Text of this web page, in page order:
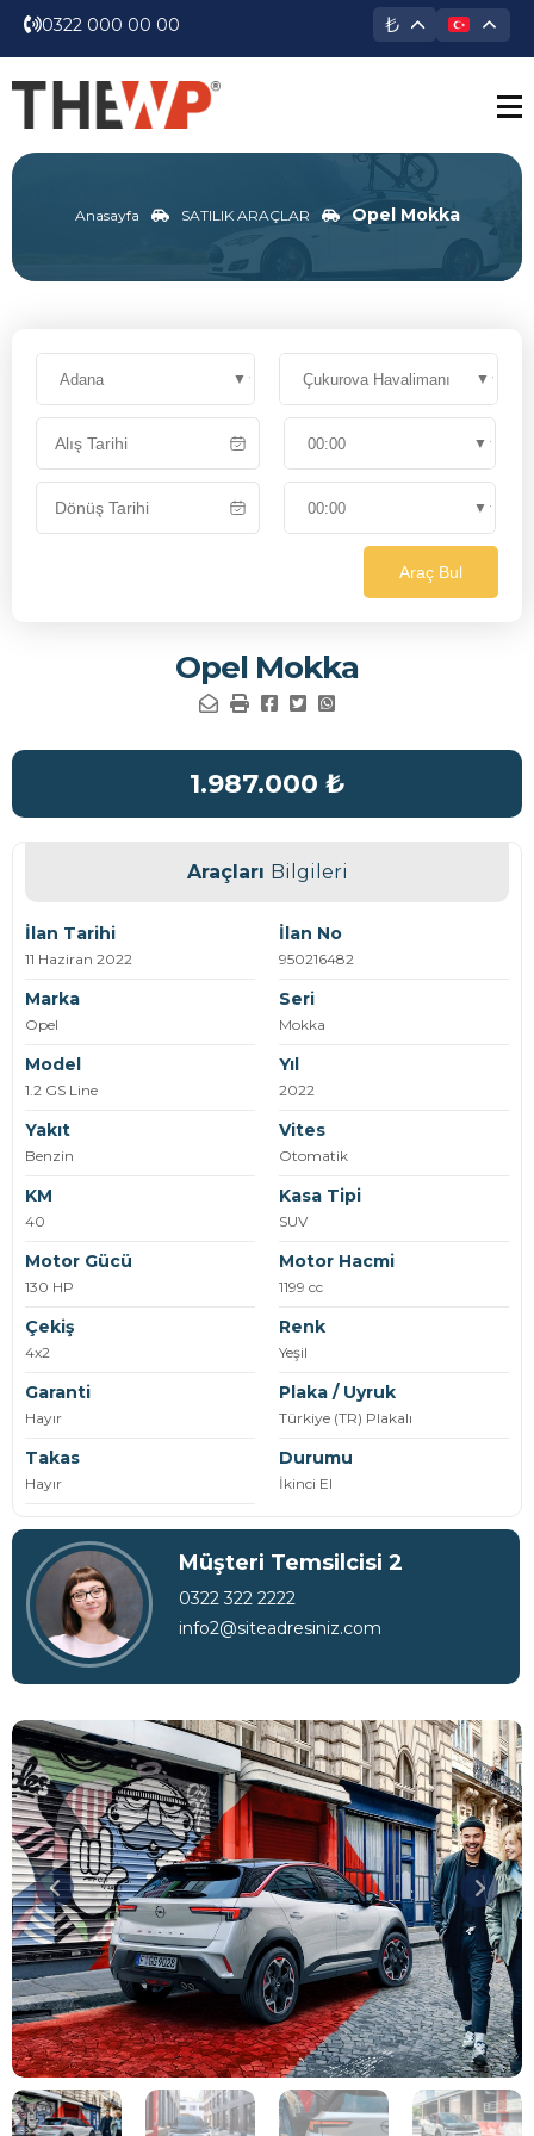
0322 000 00 00 ₺
Anasayfa SATILIK ARAÇLAR Opel Mokka
Araç Bul
Opel Mokka
1.987.000 ₺
Araçları Bilgileri
İlan Tarihi
11 Haziran 2022
İlan No
950216482
Marka
Opel
Seri
Mokka
Model
1.2 GS Line
Yıl
2022
Yakıt
Benzin
Vites
Otomatik
KM
40
Kasa Tipi
SUV
Motor Gücü
130 HP
Motor Hacmi
1199 cc
Çekiş
4x2
Renk
Yeşil
Garanti
Hayır
Plaka / Uyruk
Türkiye (TR) Plakalı
Takas
Hayır
Durumu
İkinci El
Müşteri Temsilcisi 2
0322 322 2222
info2@siteadresiniz.com